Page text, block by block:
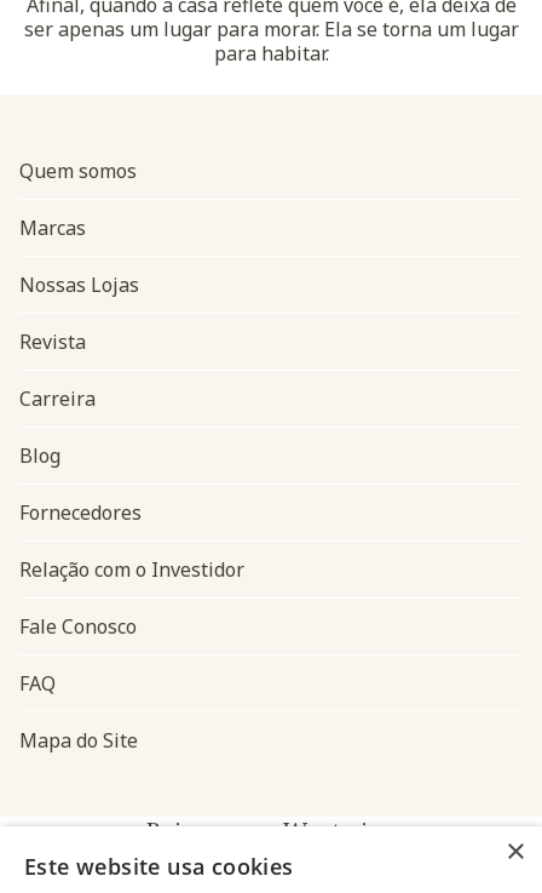
ser apenas um lugar para morar. Ela se torna um lugar
para habitar.
Navegação do rodapé
Quem somos
Marcas
Nossas Lojas
Revista
Carreira
Blog
Fornecedores
Relação com o Investidor
Fale Conosco
FAQ
Mapa do Site
Baixe o app Westwing
×
Este website usa cookies